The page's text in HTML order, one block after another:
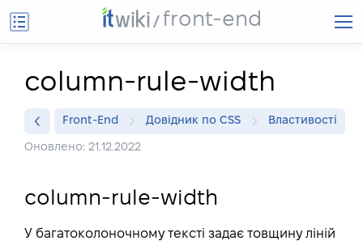
front-end
column-rule-width
Front-End Довідник по CSS Властивості
Оновлено: 21.12.2022
column-rule-width
У багатоколоночному тексті задає товщину ліній